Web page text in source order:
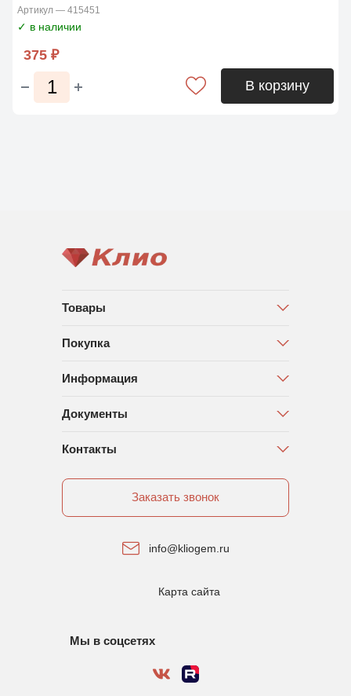
Артикул — 415451
✓ в наличии
375 ₽
В корзину
Товары
Покупка
Информация
Документы
Контакты
Заказать звонок
info@kliogem.ru
Карта сайта
Мы в соцсетях